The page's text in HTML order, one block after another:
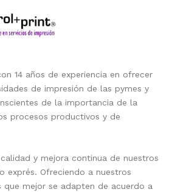
14 años de experiencia en ofrecer
de impresión de las pymes y
de la importancia de la
procesos productivos y de
y mejora continua de nuestros
exprés. Ofreciendo a nuestros
que mejor se adapten de acuerdo a